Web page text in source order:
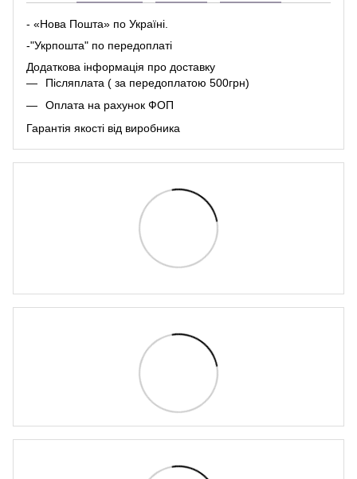
- «Нова Пошта» по Україні.
-"Укрпошта" по передоплаті
Додаткова інформація про доставку
Післяплата ( за передоплатою 500грн)
Оплата на рахунок ФОП
Гарантія якості від виробника